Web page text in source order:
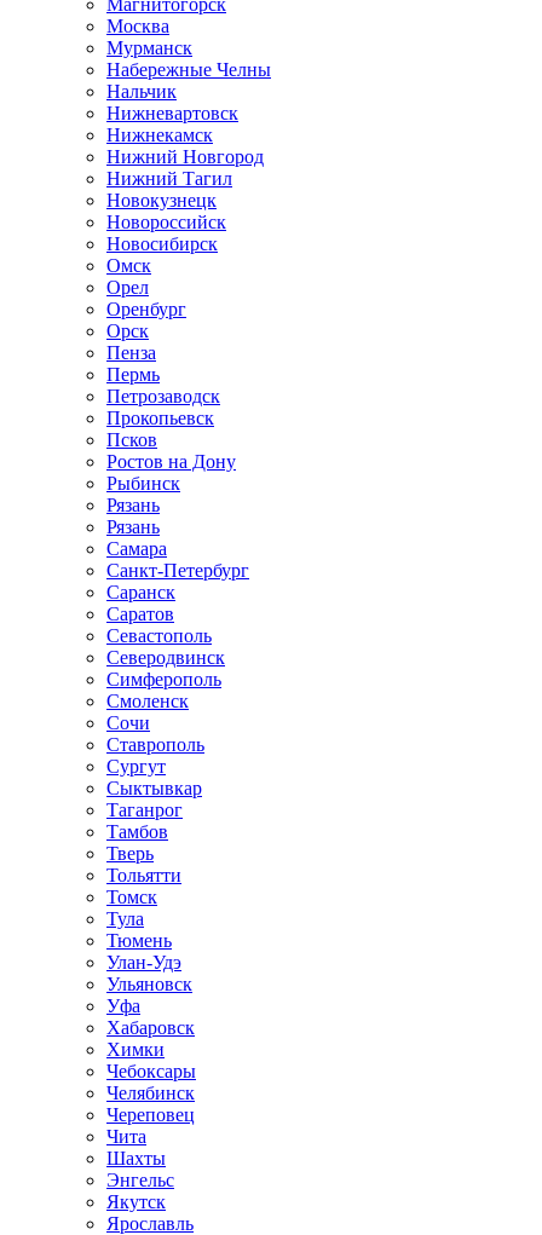
Магнитогорск
Москва
Мурманск
Набережные Челны
Нальчик
Нижневартовск
Нижнекамск
Нижний Новгород
Нижний Тагил
Новокузнецк
Новороссийск
Новосибирск
Омск
Орел
Оренбург
Орск
Пенза
Пермь
Петрозаводск
Прокопьевск
Псков
Ростов на Дону
Рыбинск
Рязань
Рязань
Самара
Санкт-Петербург
Саранск
Саратов
Севастополь
Северодвинск
Симферополь
Смоленск
Сочи
Ставрополь
Сургут
Сыктывкар
Таганрог
Тамбов
Тверь
Тольятти
Томск
Тула
Тюмень
Улан-Удэ
Ульяновск
Уфа
Хабаровск
Химки
Чебоксары
Челябинск
Череповец
Чита
Шахты
Энгельс
Якутск
Ярославль